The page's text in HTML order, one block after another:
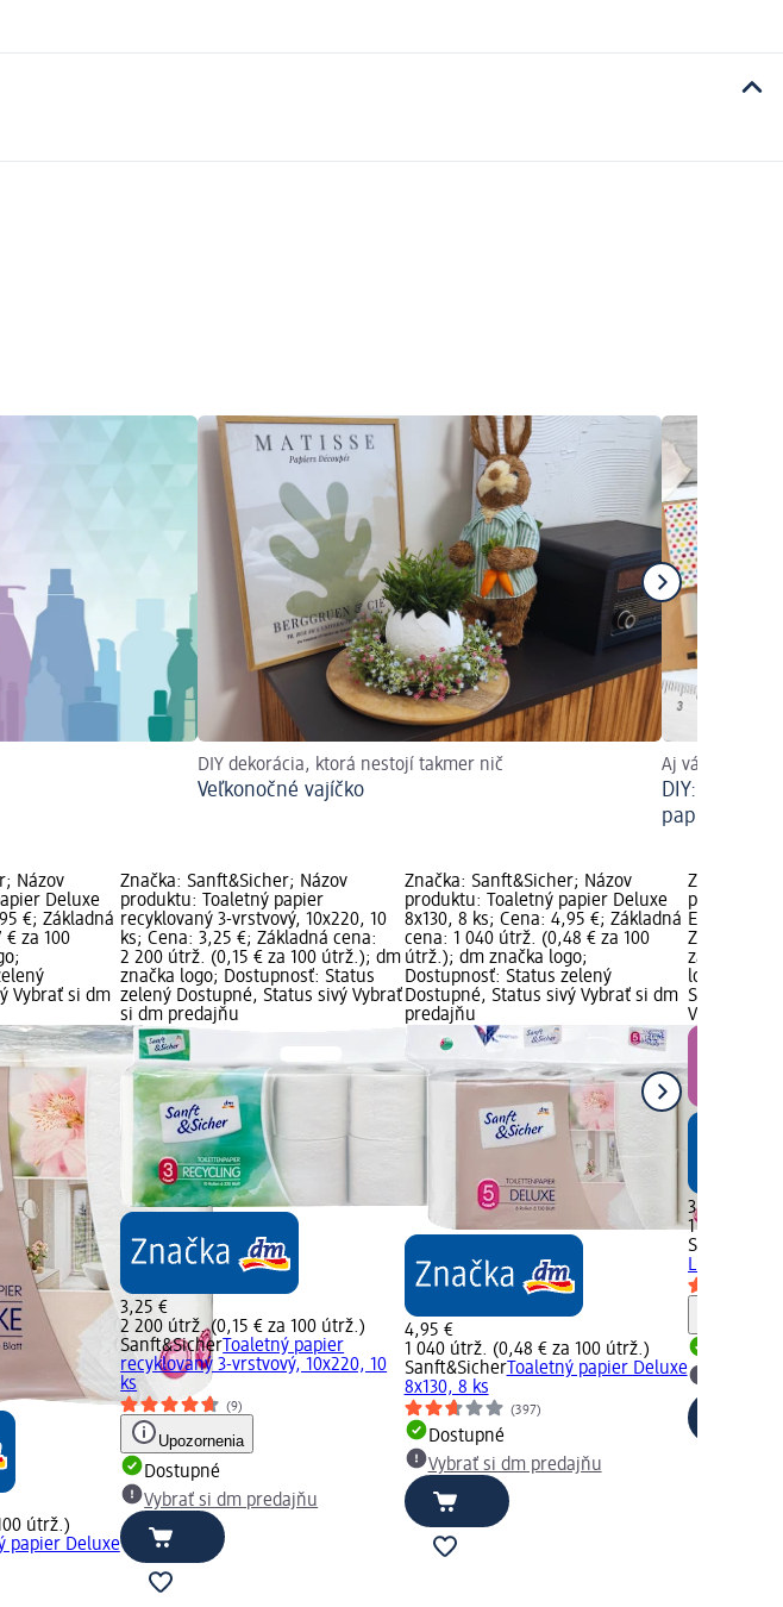
DIY dekorácia, ktorá nestojí takmer nič
Veľkonočné vajíčko
Aj vás
DIY:
papiera
Názov
Deluxe
€; Základná
za 100
Vybrať si dm
útrž.)
papier Deluxe
Značka: Sanft&Sicher; Názov
produktu: Toaletný papier
recyklovaný 3-vrstvový, 10x220, 10
ks; Cena: 3,25 €; Základná cena:
2 200 útrž. (0,15 € za 100 útrž.); dm
značka logo; Dostupnosť: Status
zelený Dostupné, Status sivý Vybrať
si dm predajňu
3,25 €
2 200 útrž. (0,15 € za 100 útrž.)
Sanft&SicherToaletný papier
recyklovaný 3-vrstvový, 10x220, 10
ks
(9)
Upozornenia
Dostupné
Vybrať si dm predajňu
Značka: Sanft&Sicher; Názov
produktu: Toaletný papier Deluxe
8x130, 8 ks; Cena: 4,95 €; Základná
cena: 1 040 útrž. (0,48 € za 100
útrž.); dm značka logo;
Dostupnosť: Status zelený
Dostupné, Status sivý Vybrať si dm
predajňu
4,95 €
1 040 útrž. (0,48 € za 100 útrž.)
Sanft&SicherToaletný papier Deluxe
8x130, 8 ks
(397)
Dostupné
Vybrať si dm predajňu
Značka:
produktu:
Edition
Základná
za 100
logo, dm
Status
Vybrať si
3,45 €
1 440 útrž.
Limited